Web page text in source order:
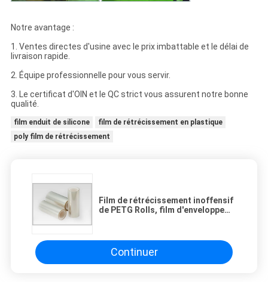
Notre avantage :
1. Ventes directes d'usine avec le prix imbattable et le délai de
livraison rapide.
2. Équipe professionnelle pour vous servir.
3. Le certificat d'OIN et le QC strict vous assurent notre bonne
qualité.
film enduit de silicone
film de rétrécissement en plastique
poly film de rétrécissement
Film de rétrécissement inoffensif
de PETG Rolls, film d'enveloppe
minérale
Continuer